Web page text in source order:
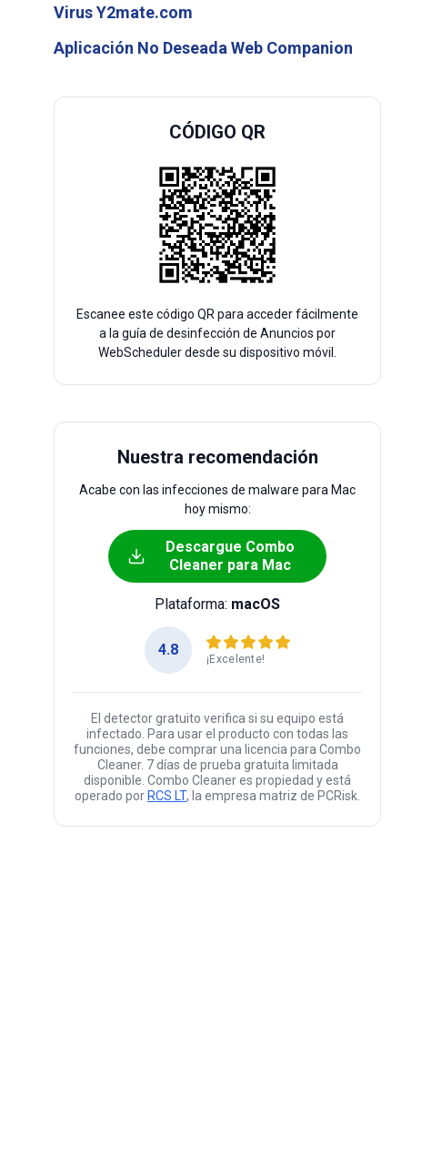
Virus Y2mate.com
Aplicación No Deseada Web Companion
CÓDIGO QR
Escanee este código QR para acceder fácilmente
a la guía de desinfección de Anuncios por
WebScheduler desde su dispositivo móvil.
Nuestra recomendación
Acabe con las infecciones de malware para Mac
hoy mismo:
Descargue Combo
Cleaner para Mac
Plataforma: macOS
4.8
¡Excelente!
El detector gratuito verifica si su equipo está
infectado. Para usar el producto con todas las
funciones, debe comprar una licencia para Combo
Cleaner. 7 días de prueba gratuita limitada
disponible. Combo Cleaner es propiedad y está
operado por RCS LT, la empresa matriz de PCRisk.